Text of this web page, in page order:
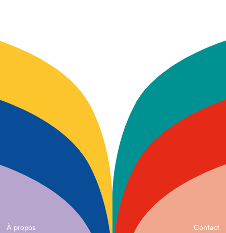
À propos
Contact